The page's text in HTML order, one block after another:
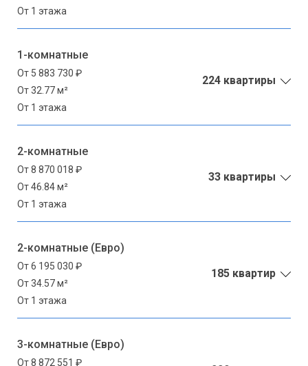
От 1 этажа
1-комнатные
От 5 883 730 ₽
От 32.77 м²
От 1 этажа
224 квартиры
2-комнатные
От 8 870 018 ₽
От 46.84 м²
От 1 этажа
33 квартиры
2-комнатные (Евро)
От 6 195 030 ₽
От 34.57 м²
От 1 этажа
185 квартир
3-комнатные (Евро)
От 8 872 551 ₽